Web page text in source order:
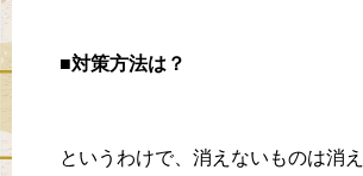
■対策方法は？
というわけで、消えないものは消